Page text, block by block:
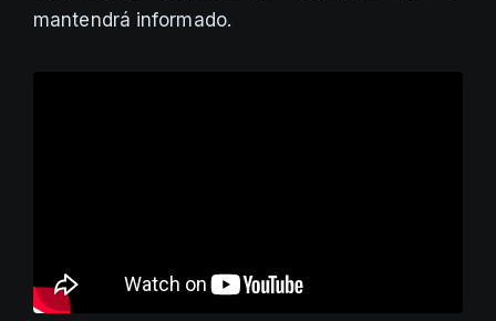
mantendrá informado.